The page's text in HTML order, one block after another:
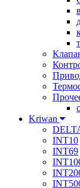
Kriwan
INT10
INT69